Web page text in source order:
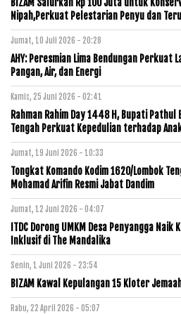
Nipah,Perkuat Pelestarian Penyu dan
Jumat, 10 Juli 2026 - 20:28
AHY: Peresmian Lima Bendungan Perkuat
Pangan, Air, dan Energi
Kamis, 25 Juni 2026 - 02:41
Rahman Rahim Day 1448 H, Bupati Pathul
Tengah Perkuat Kepedulian terhadap
Jumat, 19 Juni 2026 - 10:33
Tongkat Komando Kodim 1620/Lombok
Mohamad Arifin Resmi Jabat Dandim
Jumat, 12 Juni 2026 - 04:07
ITDC Dorong UMKM Desa Penyangga
Inklusif di The Mandalika
Senin, 1 Juni 2026 - 23:54
BIZAM Kawal Kepulangan 15 Kloter
Rabu, 22 April 2026 - 05:07